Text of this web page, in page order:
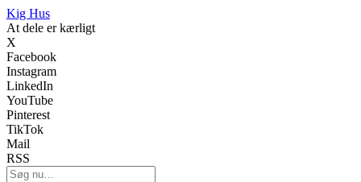
Kig Hus
At dele er kærligt
X
Facebook
Instagram
LinkedIn
YouTube
Pinterest
TikTok
Mail
RSS